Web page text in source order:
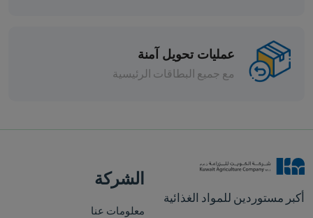
عمليات تحويل آمنة
مع جميع البطاقات الرئيسية
أكبر مستوردين للمواد الغذائية
الشركة
معلومات عنا